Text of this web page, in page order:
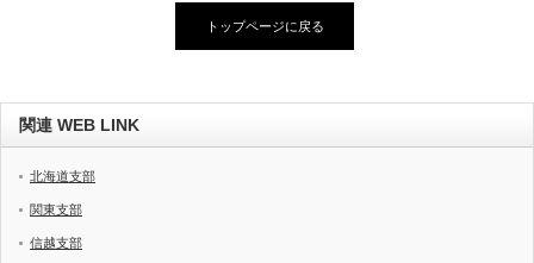
トップページに戻る
関連 WEB LINK
北海道支部
関東支部
信越支部